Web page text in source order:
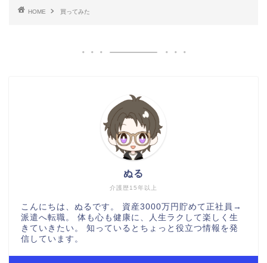
HOME 買ってみた
介護歴15年以上
ぬる
こんにちは、ぬるです。 資産3000万円貯めて正社員→
派遣へ転職。 体も心も健康に、人生ラクして楽しく生
きていきたい。 知っているとちょっと役立つ情報を発
信しています。